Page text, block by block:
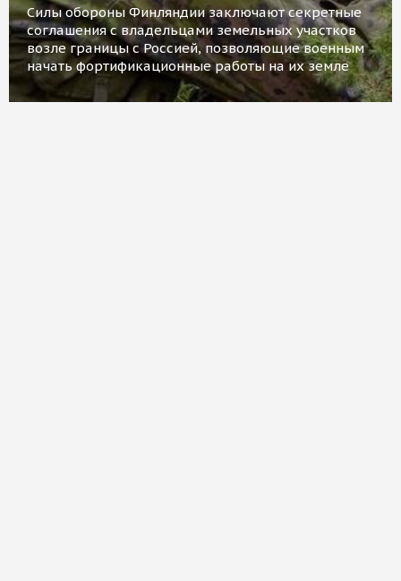
Силы обороны Финляндии заключают секретные
соглашения с владельцами земельных участков
возле границы с Россией, позволяющие военным
начать фортификационные работы на их земле